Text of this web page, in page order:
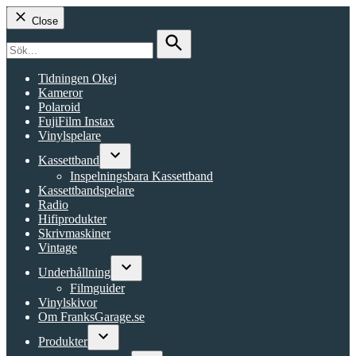
Close
for:
Search
Tidningen Okej
Kameror
Polaroid
FujiFilm Instax
Vinylspelare
Kassettband
Open
dropdown
menu
Inspelningsbara Kassettband
Kassettbandspelare
Radio
Hifiprodukter
Skrivmaskiner
Vintage
Underhållning
Open
Filmguider
Vinylskivor
Om FranksGarage.se
Produkter
Open